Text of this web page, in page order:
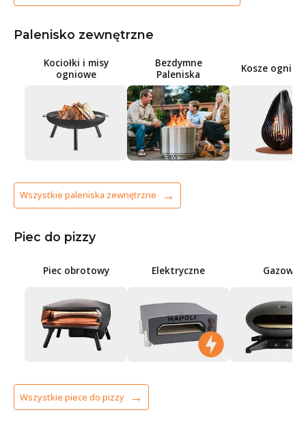
Palenisko zewnętrzne
Kociołki i misy
ogniowe
Bezdymne
Paleniska
Kosze
Wszystkie paleniska zewnętrzne
Piec do pizzy
Piec obrotowy Elektryczne Gazowe
Wszystkie piece do pizzy